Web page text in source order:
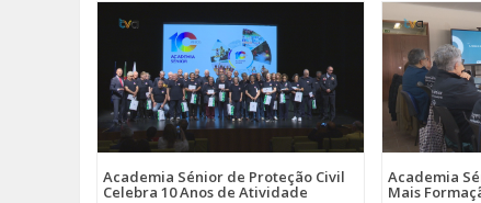
Academia Sénior de Proteção Civil
Celebra 10 Anos de Atividade
Academia
Mais